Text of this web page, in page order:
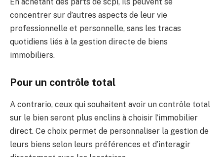
concentrer sur d’autres aspects de leur vie
professionnelle et personnelle, sans les tracas
quotidiens liés à la gestion directe de biens
immobiliers.
Pour un contrôle total
A contrario, ceux qui souhaitent avoir un contrôle total
sur le bien seront plus enclins à choisir l’immobilier
direct. Ce choix permet de personnaliser la gestion de
leurs biens selon leurs préférences et d’interagir